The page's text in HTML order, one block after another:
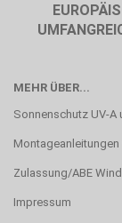
MEHR ÜBER...
Sonnenschutz UV-A
Zulassung/ABE
Impressum